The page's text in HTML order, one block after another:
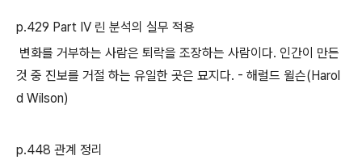
p.429 Part IV 린 분석의 실무 적용
변화를 거부하는 사람은 퇴락을 조장하는 사람이다. 인간이 만든
것 중 진보를 거절 하는 유일한 곳은 묘지다. - 해럴드 윌슨(Harol
d Wilson)
p.448 관계 정리